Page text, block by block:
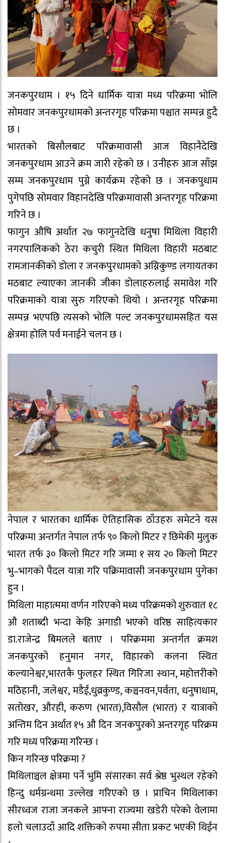
जनकपुरधाम । १५ दिने धार्मिक यात्रा मध्य परिक्रमा भोलि
सोमवार जनकपुरधामको अन्तरगृह परिक्रमा पश्चात सम्पन्न हुदै
छ ।
भारतको बिसौलबाट परिक्रमावासी आज विहानैदेखि
जनकपुरधाम आउने क्रम जारी रहेको छ । उनीहरु आज साँझ
सम्म जनकपुरधाम पुग्ने कार्यक्रम रहेको छ । जनकपुधाम
पुगेपछि सोमवार विहानदेखि परिक्रमावासी अन्तरगृह परिक्रमा
गरिने छ ।
फागुन औषि अर्थात २७ फागुनदेखि धनुषा मिथिला विहारी
नगरपालिकको ठेरा कचुरी स्थित मिथिला विहारी मठबाट
रामजानकीको डोला र जनकपुरधामको अग्निकुण्ड लगायतका
मठबाट ल्याएका जानकी जीका डोलाहरुलाई समावेश गरि
परिक्रमाको यात्रा सुरु गरिएको थियो । अन्तरगृह परिक्रमा
सम्पन्न भएपछि त्यसको भोलि पल्ट जनकपुरधामसहित यस
क्षेत्रमा होलि पर्व मनाईने चलन छ ।
नेपाल र भारतका धार्मिक ऐतिहासिक ठाँउहरु समेटने यस
परिक्रमा अन्तर्गत नेपाल तर्फ ९० किलो मिटर र छिमेकी मुलुक
भारत तर्फ ३० किलो मिटर गरि जम्मा १ सय २० किलो मिटर
भु–भागको पैदल यात्रा गरि पक्रिमावासी जनकपुरधाम पुगेका
हुन ।
मिथिला माहात्ममा वर्णन गरिएको मध्य परिक्रमको शुरुवात १८
औ शताब्दी भन्दा केहि अगाडी भएको वरिष्ठ साहित्यकार
डा.राजेन्द्र बिमलले बताए । परिक्रममा अन्तर्गत क्रमश
जनकपुरको हनुमान नगर, विहारको कलना स्थित
कल्यानेश्वर,भारतकै फुलहर स्थित गिरिजा स्थान, महोत्तरीको
मठिहानी, जलेश्वर, मडैई,धुव्रकुण्ड, कञ्चनवन,पर्वता, धनुषाधाम,
सतोखर, औरही, करुण (भारत),विसौल (भारत) र यात्राको
अन्तिम दिन अर्थात १५ औ दिन जनकपुरको अन्तरगृह परिक्रम
गरि मध्य परिक्रमा गरिन्छ ।
किन गरिन्छ परिक्रमा ?
मिथिलाञ्चल क्षेत्रमा पर्ने भुमि संसारका सर्व श्रेष्ठ भुस्थल रहेको
हिन्दु धर्मग्रन्थमा उल्लेख गरिएको छ । प्राचिन मिथिलाका
सीरध्वज राजा जनकले आफ्ना राज्यमा खडेरी परेको वेलामा
हलो चलाउदाँ आदि शक्तिको रुपमा सीता प्रकट भएकी थिईन